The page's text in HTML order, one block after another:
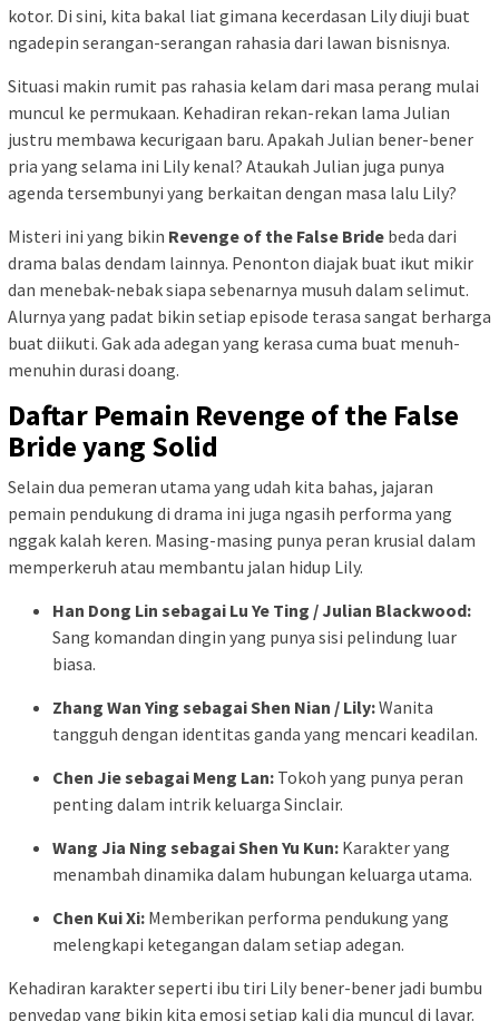
kotor. Di sini, kita bakal liat gimana kecerdasan Lily diuji buat
ngadepin serangan-serangan rahasia dari lawan bisnisnya.
Situasi makin rumit pas rahasia kelam dari masa perang mulai
muncul ke permukaan. Kehadiran rekan-rekan lama Julian
justru membawa kecurigaan baru. Apakah Julian bener-bener
pria yang selama ini Lily kenal? Ataukah Julian juga punya
agenda tersembunyi yang berkaitan dengan masa lalu Lily?
Misteri ini yang bikin Revenge of the False Bride beda dari
drama balas dendam lainnya. Penonton diajak buat ikut mikir
dan menebak-nebak siapa sebenarnya musuh dalam selimut.
Alurnya yang padat bikin setiap episode terasa sangat berharga
buat diikuti. Gak ada adegan yang kerasa cuma buat menuh-
menuhin durasi doang.
Daftar Pemain Revenge of the False
Bride yang Solid
Selain dua pemeran utama yang udah kita bahas, jajaran
pemain pendukung di drama ini juga ngasih performa yang
nggak kalah keren. Masing-masing punya peran krusial dalam
memperkeruh atau membantu jalan hidup Lily.
Han Dong Lin sebagai Lu Ye Ting / Julian Blackwood:
Sang komandan dingin yang punya sisi pelindung luar
biasa.
Zhang Wan Ying sebagai Shen Nian / Lily:Wanita
tangguh dengan identitas ganda yang mencari keadilan.
Chen Jie sebagai Meng Lan: Tokoh yang punya peran
penting dalam intrik keluarga Sinclair.
Wang Jia Ning sebagai Shen Yu Kun: Karakter yang
menambah dinamika dalam hubungan keluarga utama.
Chen Kui Xi: Memberikan performa pendukung yang
melengkapi ketegangan dalam setiap adegan.
Kehadiran karakter seperti ibu tiri Lily bener-bener jadi bumbu
penyedap yang bikin kita emosi setiap kali dia muncul di layar.